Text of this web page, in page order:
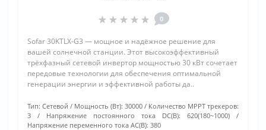
0
Sofar 30KTLX-G3 — мощное и надёжное решение для
вашей солнечной станции. Этот высокоэффективный
трёхфазный сетевой инвертор мощностью 30 кВт сочетает
передовые технологии для обеспечения оптимальной
генерации энергии и эффективной работы да..
Тип: Сетевой Мощность (Вт): 30000
Количество МРРТ трекеров:
3
Напряжение постоянного тока DC(В):
620(180~1000)
Напряжение переменного тока АС(В): 380